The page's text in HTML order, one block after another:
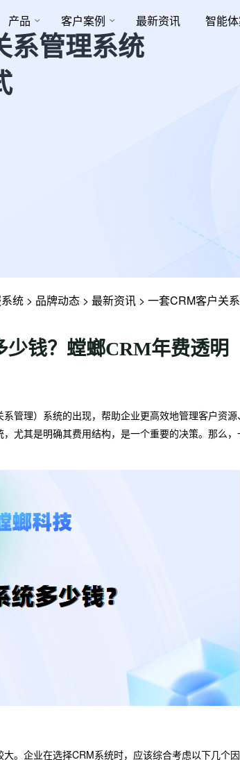
产品 客户案例 最新资讯 智能
系管理系统
统 > 品牌动态 > 最新资讯 > 一套CRM客户关
钱？螳螂CRM年费透明
管理）系统的出现，帮助企业更高效地管理客户资
尤其是明确其费用结构，是一个重要的决策。那么
。企业在选择CRM系统时，应该综合考虑以下几个因